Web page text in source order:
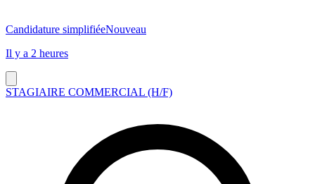
Candidature simplifiéeNouveau
Il y a 2 heures
STAGIAIRE COMMERCIAL (H/F)